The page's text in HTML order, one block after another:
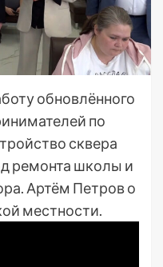
обновлённого
по
сквера
ремонта школы и
Артём Петров о
местности.